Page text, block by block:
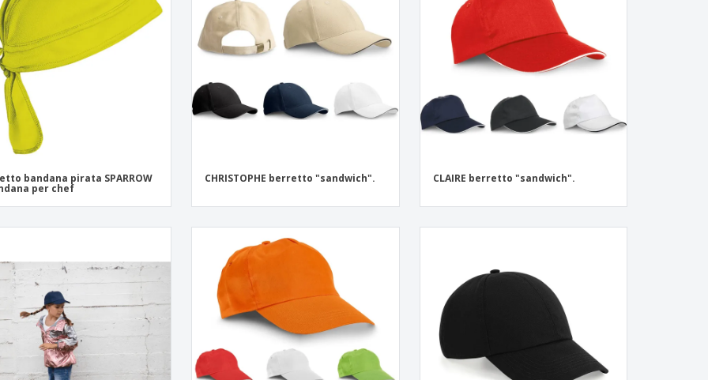
bandana pirata SPARROW
per chef
CHRISTOPHE berretto "sandwich". CLAIRE berretto "sandwich".